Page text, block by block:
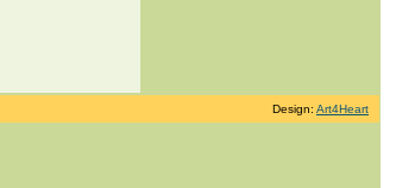
Design: Art4Heart